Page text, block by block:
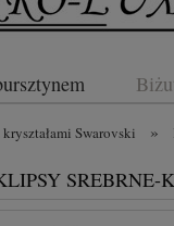
Swarovski »